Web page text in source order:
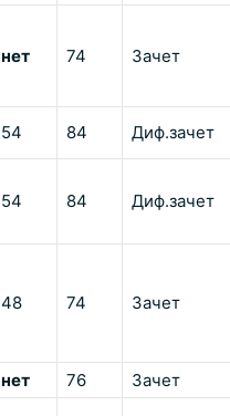
нет 74 Зачет
54 84 Диф.зачет
54 84 Диф.зачет
48 74 Зачет
нет 76
Зачет